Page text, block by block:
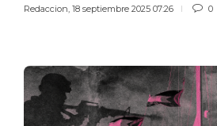
Redaccion, 18 septiembre 2025 07:26 0